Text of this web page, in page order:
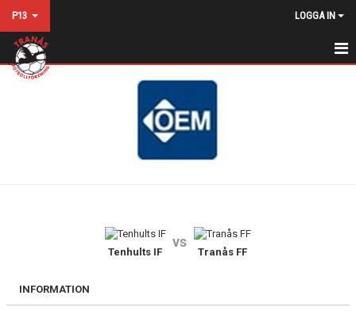
P13 LOGGA IN
HEM
DOKUMENT
Tenhults IF
vs
Tranås FF
INFORMATION